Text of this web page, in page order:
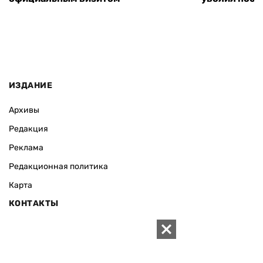
ИЗДАНИЕ
Архивы
Редакция
Реклама
Редакционная политика
Карта
КОНТАКТЫ
01010 Киев, ул. Князей Острожских, 19/1